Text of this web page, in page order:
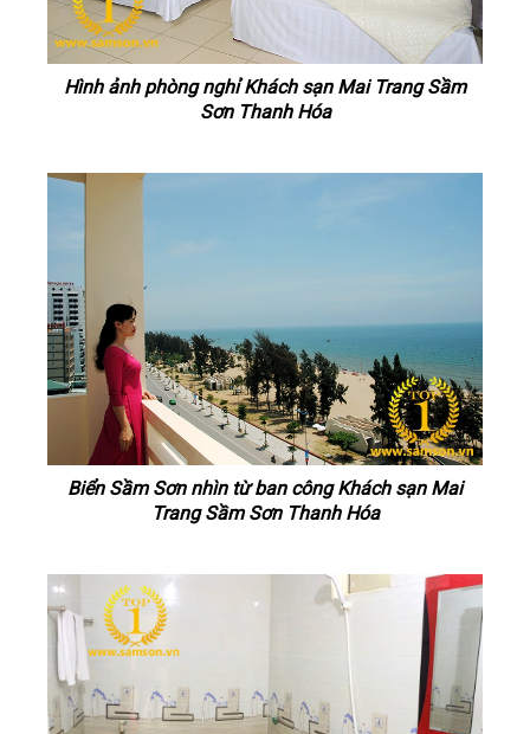
Hình ảnh phòng nghỉ Khách sạn Mai Trang Sầm
Sơn Thanh Hóa
Biển Sầm Sơn nhìn từ ban công Khách sạn Mai
Trang Sầm Sơn Thanh Hóa